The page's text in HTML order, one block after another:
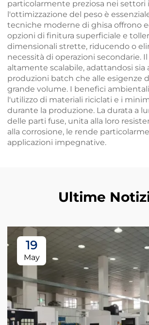
particolarmente preziosa nei settori
l'ottimizzazione del peso è
tecniche moderne di ghisa offrono
opzioni di finitura superficiale e
dimensionali strette, riducendo o
necessità di operazioni secondarie.
altamente scalabile, adattandosi sia
produzioni batch che alle esigenze
grande volume. I benefici
l'utilizzo di materiali riciclati e i
durante la produzione. La durata a
delle parti fuse, unita alla loro
alla corrosione, le rende
applicazioni impegnative.
Ultime
19
May